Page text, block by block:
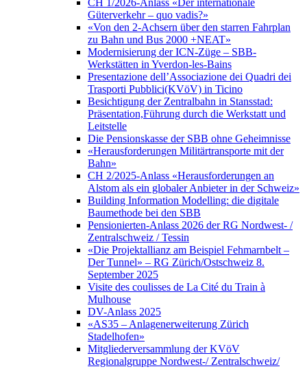
CH 1/2026-Anlass «Der internationale
Güterverkehr – quo vadis?»
«Von den 2-Achsern über den starren Fahrplan
zu Bahn und Bus 2000 +NEAT»
Modernisierung der ICN-Züge – SBB-
Werkstätten in Yverdon-les-Bains
Presentazione dell’Associazione dei Quadri dei
Trasporti Pubblici(KVöV) in Ticino
Besichtigung der Zentralbahn in Stansstad:
Präsentation,Führung durch die Werkstatt und
Leitstelle
Die Pensionskasse der SBB ohne Geheimnisse
«Herausforderungen Militärtransporte mit der
Bahn»
CH 2/2025-Anlass «Herausforderungen an
Alstom als ein globaler Anbieter in der Schweiz»
Building Information Modelling: die digitale
Baumethode bei den SBB
Pensionierten-Anlass 2026 der RG Nordwest- /
Zentralschweiz / Tessin
«Die Projektallianz am Beispiel Fehmarnbelt –
Der Tunnel» – RG Zürich/Ostschweiz 8.
September 2025
Visite des coulisses de La Cité du Train à
Mulhouse
DV-Anlass 2025
«AS35 – Anlagenerweiterung Zürich
Stadelhofen»
Mitgliederversammlung der KVöV
Regionalgruppe Nordwest-/ Zentralschweiz/